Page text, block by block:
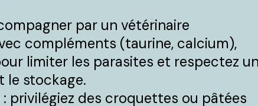
par un vétérinaire
compléments (taurine, calcium),
limiter les parasites et respectez
le stockage.
privilégiez des croquettes ou pâtées